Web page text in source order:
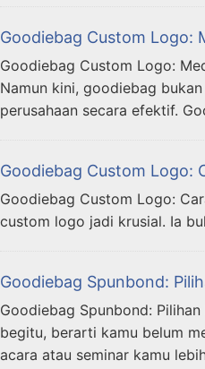
Goodiebag Custom Logo:
Goodiebag Custom Logo:
Namun kini, goodiebag
perusahaan secara efektif.
Goodiebag Custom Logo:
Goodiebag Custom Logo:
custom logo jadi krusial. Ia
Goodiebag Spunbond:
Goodiebag Spunbond:
begitu, berarti kamu belum
acara atau seminar kamu